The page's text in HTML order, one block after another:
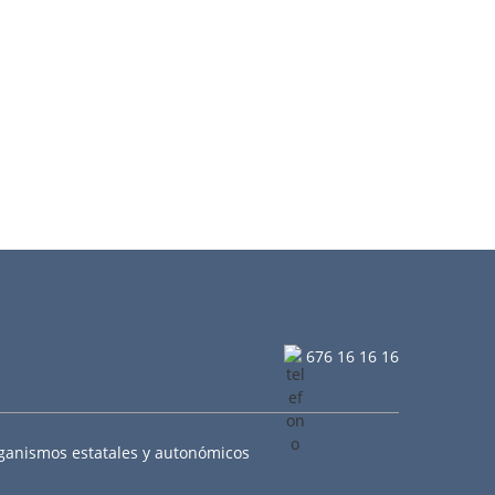
676 16 16 16
estatales y autonómicos